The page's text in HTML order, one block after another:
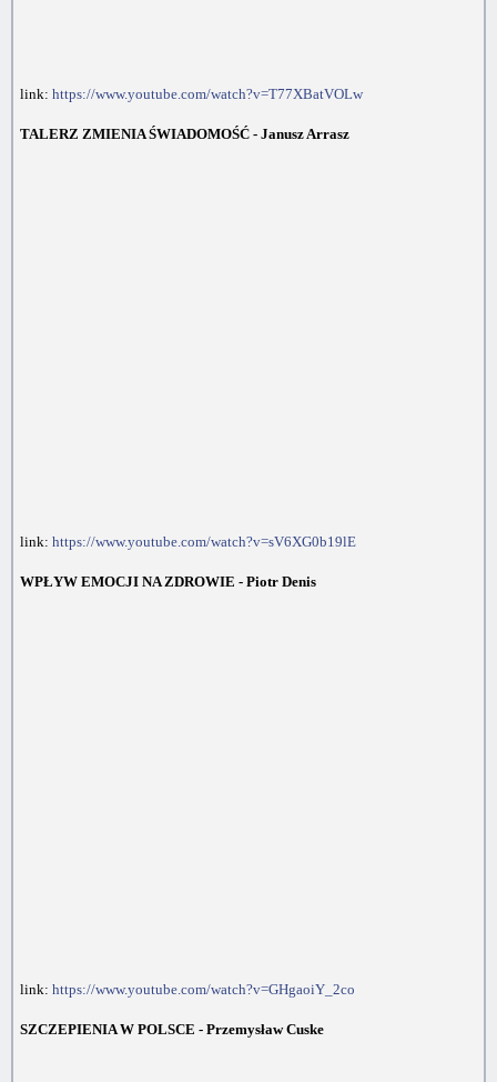
link: https://www.youtube.com/watch?v=T77XBatVOLw
TALERZ ZMIENIA ŚWIADOMOŚĆ - Janusz Arrasz
link: https://www.youtube.com/watch?v=sV6XG0b19lE
WPŁYW EMOCJI NA ZDROWIE - Piotr Denis
link: https://www.youtube.com/watch?v=GHgaoiY_2co
SZCZEPIENIA W POLSCE - Przemysław Cuske